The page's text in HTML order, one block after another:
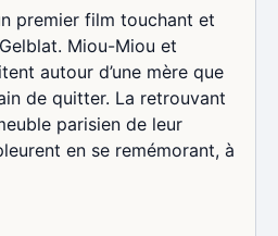
premier film touchant et
Miou-Miou et
autour d’une mère que
de quitter. La retrouvant
parisien de leur
en se remémorant, à